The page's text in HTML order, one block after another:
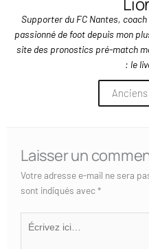
Supporter du FC Nantes,
passionné de foot depuis mon
site des pronostics pré-match
: le
Laisser un
Votre adresse e-mail ne sera
sont indiqués avec*
Écrivez
ici…